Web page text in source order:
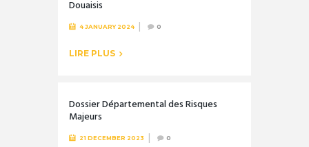
Douaisis
4 JANUARY 2024 0
LIRE PLUS
Dossier Départemental des Risques
Majeurs
21 DECEMBER 2023 0